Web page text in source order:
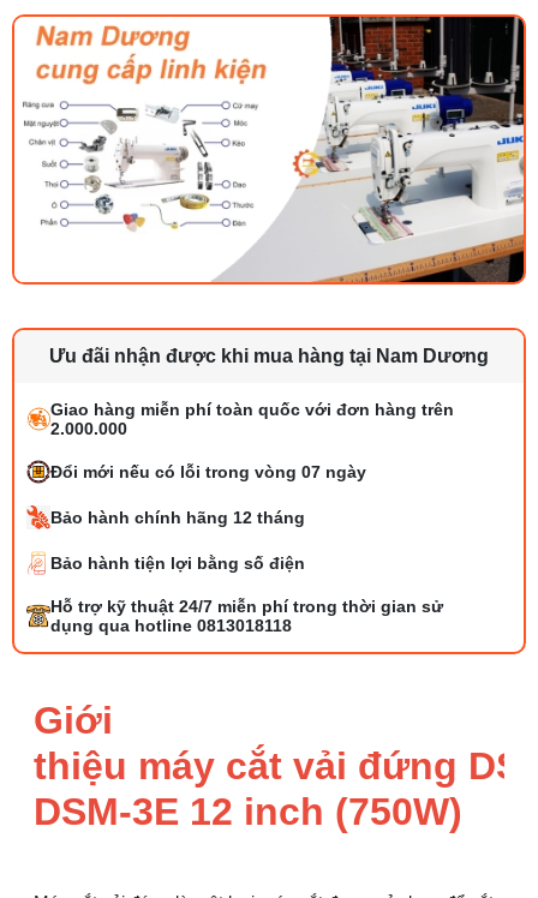
Ưu đãi nhận được khi mua hàng tại Nam Dương
Giao hàng miễn phí toàn quốc với đơn hàng trên
2.000.000
Đổi mới nếu có lỗi trong vòng 07 ngày
Bảo hành chính hãng 12 tháng
Bảo hành tiện lợi bằng số điện
Hỗ trợ kỹ thuật 24/7 miễn phí trong thời gian sử
dụng qua hotline 0813018118
Giới
thiệu máy cắt vải đứng
DSM-3E 12 inch (750W)
Tổng hợp 6 loại kéo cắt vải ngành may
đáng mua
21/07/2026 09:08 AM
Máy vắt sổ Siruba Trung và Đài khác nhau